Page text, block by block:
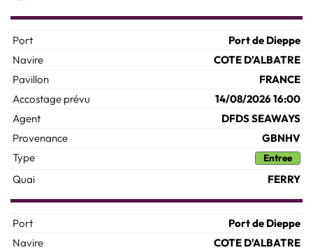
Port de Dieppe
COTE D'ALBATRE
FRANCE
14/08/2026 16:00
DFDS SEAWAYS
GBNHV
Entree
FERRY
Port de Dieppe
COTE D'ALBATRE